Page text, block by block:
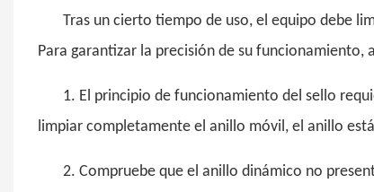
Tras un cierto tiempo de uso, el equipo debe
Para garantizar la precisión de su
1. El principio de funcionamiento del sello
limpiar completamente el anillo móvil, el anillo
2. Compruebe que el anillo dinámico no